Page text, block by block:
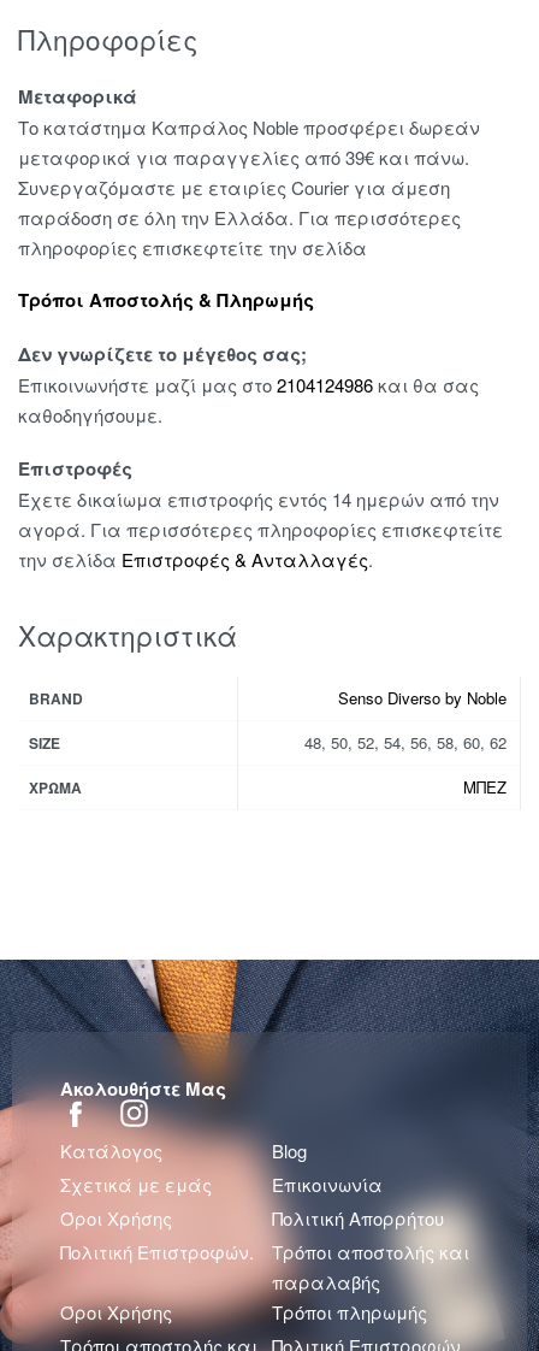
Πληροφορίες
Μεταφορικά
Το κατάστημα Καπράλος Noble προσφέρει δωρεάν
μεταφορικά για παραγγελίες από 39€ και πάνω.
Συνεργαζόμαστε με εταιρίες Courier για άμεση
παράδοση σε όλη την Ελλάδα. Για περισσότερες
πληροφορίες επισκεφτείτε την σελίδα
Τρόποι Αποστολής & Πληρωμής
Δεν γνωρίζετε το μέγεθος σας;
Επικοινωνήστε μαζί μας στο2104124986και θα σας
καθοδηγήσουμε.
Επιστροφές
Έχετε δικαίωμα επιστροφής εντός 14 ημερών από την
αγορά. Για περισσότερες πληροφορίες επισκεφτείτε
την σελίδα Επιστροφές & Ανταλλαγές.
Χαρακτηριστικά
BRAND Senso Diverso by Noble
SIZE 48, 50, 52, 54, 56, 58, 60, 62
ΧΡΏΜΑ ΜΠΕΖ
Ακολουθήστε Μας
Κατάλογος
Blog
Σχετικά με εμάς
Επικοινωνία
Όροι Χρήσης
Πολιτική Απορρήτου
Πολιτική Επιστροφών.
Τρόποι αποστολής και
παραλαβής
Όροι Χρήσης
Τρόποι πληρωμής